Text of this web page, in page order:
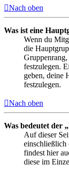
Nach oben
Was ist eine
Wenn du
die
festzulegen.
geben, deine
festzulegen.
Nach oben
Was bedeutet der
Auf dieser
einschließlich
findest hier
diese im